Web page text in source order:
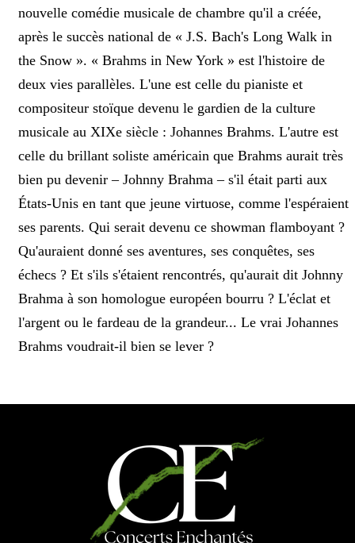
nouvelle comédie musicale de chambre qu'il a créée,
après le succès national de « J.S. Bach's Long Walk in
the Snow ». « Brahms in New York » est l'histoire de
deux vies parallèles. L'une est celle du pianiste et
compositeur stoïque devenu le gardien de la culture
musicale au XIXe siècle : Johannes Brahms. L'autre est
celle du brillant soliste américain que Brahms aurait très
bien pu devenir – Johnny Brahma – s'il était parti aux
États-Unis en tant que jeune virtuose, comme l'espéraient
ses parents. Qui serait devenu ce showman flamboyant ?
Qu'auraient donné ses aventures, ses conquêtes, ses
échecs ? Et s'ils s'étaient rencontrés, qu'aurait dit Johnny
Brahma à son homologue européen bourru ? L'éclat et
l'argent ou le fardeau de la grandeur... Le vrai Johannes
Brahms voudrait-il bien se lever ?